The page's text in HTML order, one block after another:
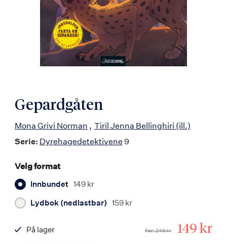
Gepardgåten
Mona Grivi Norman Tiril Jenna Bellinghiri (ill.)
Serie: Dyrehagedetektivene 9
Velg format
Innbundet 149 kr
Lydbok (nedlastbar) 159 kr
149 kr
Før 249 kr
På lager